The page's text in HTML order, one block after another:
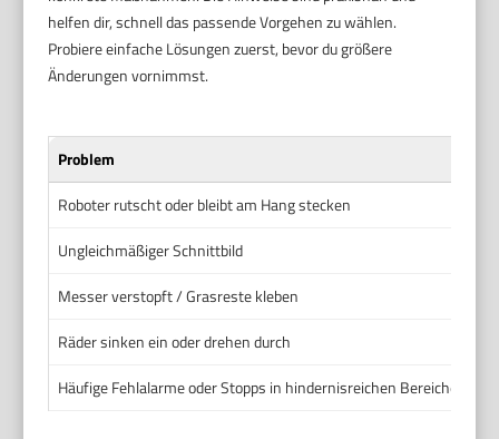
helfen dir, schnell das passende Vorgehen zu wählen.
Probiere einfache Lösungen zuerst, bevor du größere
Änderungen vornimmst.
Problem
Roboter rutscht oder bleibt am Hang stecken
Ungleichmäßiger Schnittbild
Messer verstopft / Grasreste kleben
Räder sinken ein oder drehen durch
Häufige Fehlalarme oder Stopps in hindernisreichen Bereichen